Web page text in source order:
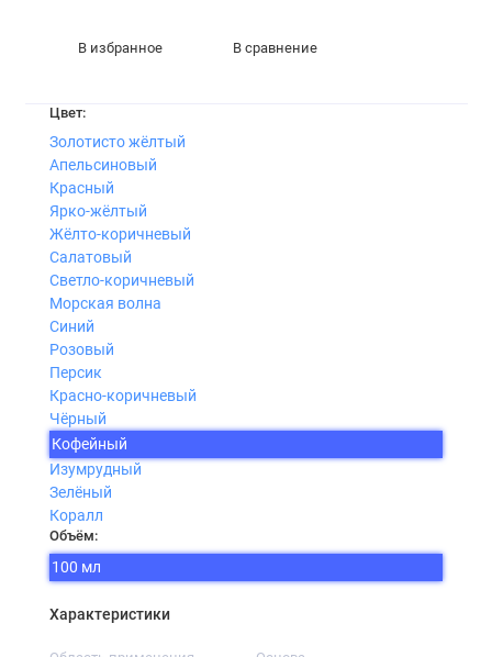
В избранное В сравнение
Цвет:
Золотисто жёлтый
Апельсиновый
Красный
Ярко-жёлтый
Жёлто-коричневый
Салатовый
Светло-коричневый
Морская волна
Синий
Розовый
Персик
Красно-коричневый
Чёрный
Кофейный
Изумрудный
Зелёный
Коралл
Объём:
100 мл
Характеристики